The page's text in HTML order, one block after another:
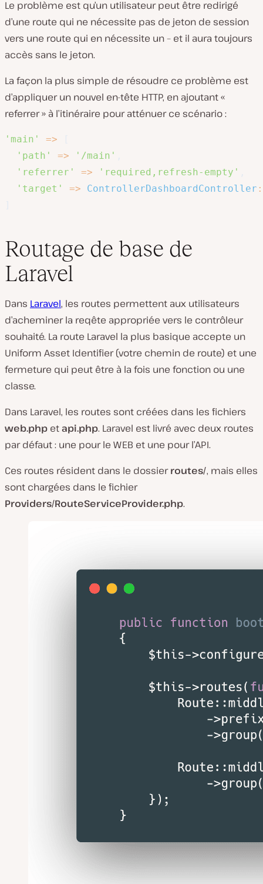
Le problème est qu’un utilisateur peut être redirigé
d’une route qui ne nécessite pas de jeton de session
vers une route qui en nécessite un – et il aura toujours
accès sans le jeton.
La façon la plus simple de résoudre ce problème est
d’appliquer un nouvel en-tête HTTP, en ajoutant «
referrer » à l’itinéraire pour atténuer ce scénario :
'main' =>
'path'
=> '/main'
'referrer'
=> 'required,refresh-empty'
'target'
=> ControllerDashboardController
Routage de base de
Laravel
Dans Laravel, les routes permettent aux utilisateurs
d’acheminer la reqête appropriée vers le contrôleur
souhaité. La route Laravel la plus basique accepte un
Uniform Asset Identifier (votre chemin de route) et une
fermeture qui peut être à la fois une fonction ou une
classe.
Dans Laravel, les routes sont créées dans les fichiers
web.php etapi.php. Laravel est livré avec deux routes
par défaut : une pour le WEB et une pour l’API.
Ces routes résident dans le dossierroutes/, mais elles
sont chargées dans le fichier
Providers/RouteServiceProvider.php.